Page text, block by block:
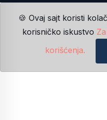
🍪 Ovaj sajt koristi
korisničko iskustvo
korišćenja.